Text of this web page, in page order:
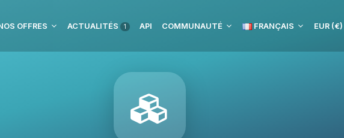
OFFRES ACTUALITÉS 1 API COMMUNAUTÉ FRANÇAIS EUR (€)